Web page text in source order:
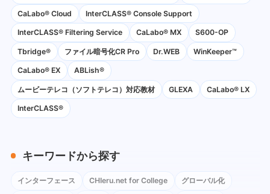
CaLabo®︎ Cloud InterCLASS®︎ Console Support
InterCLASS®︎ Filtering Service CaLabo® MX S600-OP
Tbridge® ファイル暗号化CR Pro Dr.WEB WinKeeper™
CaLabo® EX ABLish®
ムービーテレコ（ソフトテレコ）対応教材 GLEXA CaLabo® LX
InterCLASS®
キーワードから探す
インターフェース CHIeru.net for College グローバル化